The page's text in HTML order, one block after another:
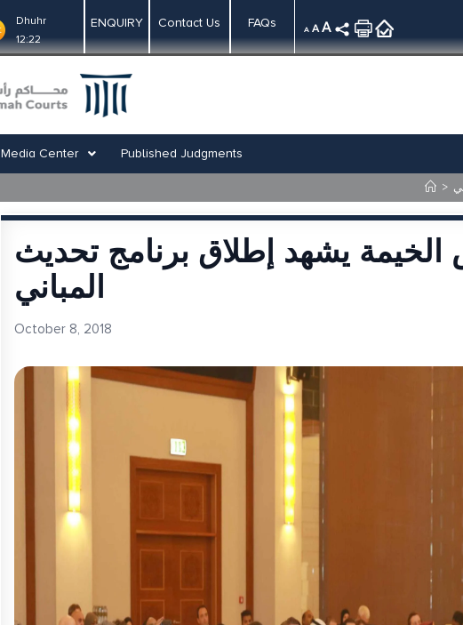
Dhuhr
12:22
ENQUIRY Contact Us FAQs A A A
Media Center Published Judgments
>
يشهد إطلاق برنامج تحديث
المباني
October 8, 2018